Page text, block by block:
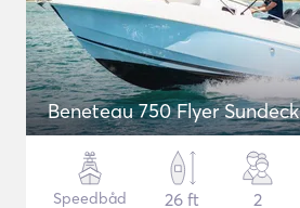
Beneteau 750 Flyer Sundeck
Speedbåd
26 ft
2